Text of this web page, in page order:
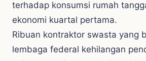
terhadap konsumsi rumah
ekonomi kuartal pertama.
Ribuan kontraktor swasta yang
lembaga federal kehilangan